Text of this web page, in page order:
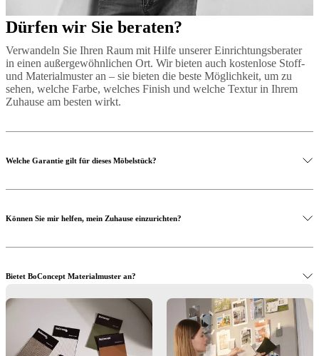
Dürfen wir Sie beraten?
Verwandeln Sie Ihren Raum mit Hilfe unserer Einrichtungsberater
in einen außergewöhnlichen Ort. Wir bieten auch kostenlose Stoff-
und Materialmuster an – sie bieten die beste Möglichkeit, um zu
sehen, welche Farbe, welches Finish und welche Textur in Ihrem
Zuhause am besten wirkt.
Welche Garantie gilt für dieses Möbelstück?
Können Sie mir helfen, mein Zuhause einzurichten?
Mehr erfahren
Bietet BoConcept Materialmuster an?
Wo kann ich mir die Möbel vor Ort ansehen?